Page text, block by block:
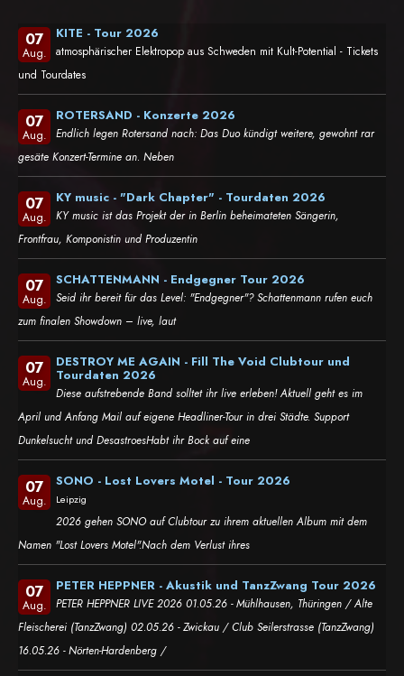
07
Aug.
KITE - Tour 2026
atmosphärischer Elektropop aus Schweden mit Kult-Potential - Tickets
und Tourdates
07
Aug.
ROTERSAND - Konzerte 2026
Endlich legen Rotersand nach: Das Duo kündigt weitere, gewohnt rar
gesäte Konzert-Termine an. Neben
07
Aug.
KY music - "Dark Chapter" - Tourdaten 2026
KY music ist das Projekt der in Berlin beheimateten Sängerin,
Frontfrau, Komponistin und Produzentin
07
Aug.
SCHATTENMANN - Endgegner Tour 2026
Seid ihr bereit für das Level: "Endgegner"? Schattenmann rufen euch
zum finalen Showdown – live, laut
07
Aug.
DESTROY ME AGAIN - Fill The Void Clubtour und
Tourdaten 2026
Diese aufstrebende Band solltet ihr live erleben! Aktuell geht es im
April und Anfang Mail auf eigene Headliner-Tour in drei Städte. Support
Dunkelsucht und DesastroesHabt ihr Bock auf eine
07
Aug.
SONO - Lost Lovers Motel - Tour 2026
Leipzig
2026 gehen SONO auf Clubtour zu ihrem aktuellen Album mit dem
Namen "Lost Lovers Motel".Nach dem Verlust ihres
07
Aug.
PETER HEPPNER - Akustik und TanzZwang Tour 2026
PETER HEPPNER LIVE 2026 01.05.26 - Mühlhausen, Thüringen / Alte
Fleischerei (TanzZwang) 02.05.26 - Zwickau / Club Seilerstrasse (TanzZwang)
16.05.26 - Nörten-Hardenberg /